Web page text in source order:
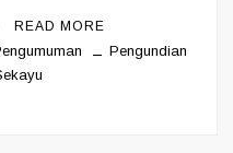
READ MORE
Pengundian